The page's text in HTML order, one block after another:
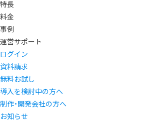
特長
料金
事例
運営サポート
ログイン
資料請求
無料お試し
導入を検討中の方へ
制作・開発会社の方へ
お知らせ